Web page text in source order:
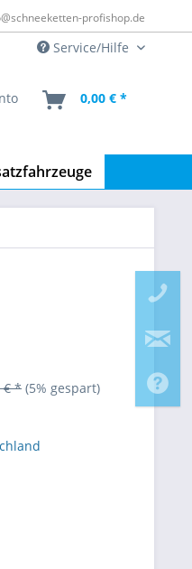
profishop.de
Service/Hilfe
0,00 € *
€ * (5% gespart)